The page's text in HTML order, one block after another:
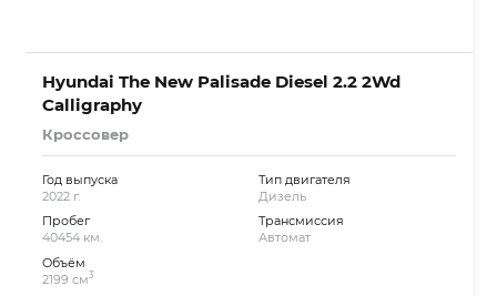
Hyundai The New Palisade Diesel 2.2 2Wd
Calligraphy
Кроссовер
Год выпуска
2022 г.
Пробег
40454 км.
Объём
2199 см3
Тип двигателя
Дизель
Трансмиссия
Автомат